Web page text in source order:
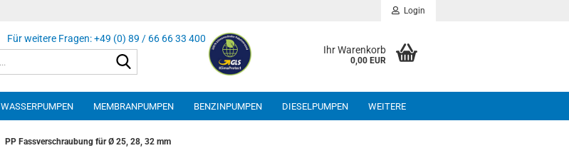
Login
Ihr Warenkorb
0,00 EUR
WASSERPUMPEN MEMBRANPUMPEN BENZINPUMPEN DIESELPUMPEN WEITERE
PP Fassverschraubung für Ø 25, 28, 32 mm